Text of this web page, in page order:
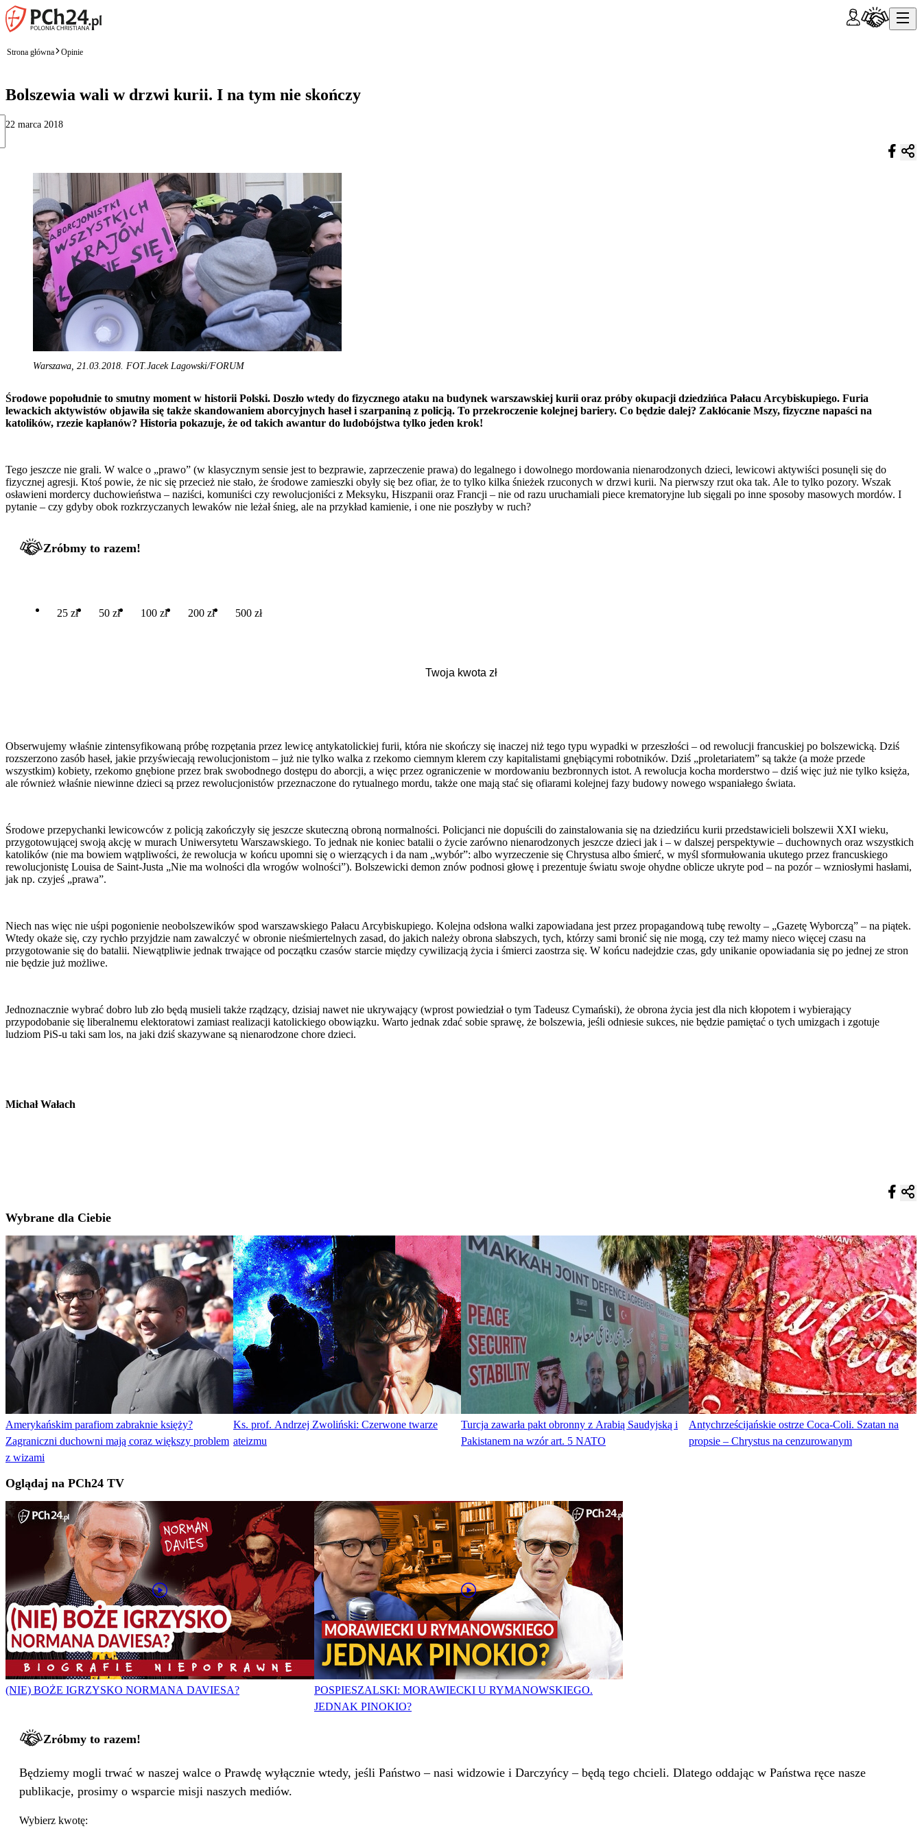
Strona główna Opinie
Bolszewia wali w drzwi kurii. I na tym nie skończy
22 marca 2018
Warszawa, 21.03.2018. FOT.Jacek Lagowski/FORUM
Środowe popołudnie to smutny moment w historii Polski. Doszło wtedy do fizycznego ataku na budynek warszawskiej kurii oraz próby okupacji dziedzińca Pałacu Arcybiskupiego. Furia
lewackich aktywistów objawiła się także skandowaniem aborcyjnych haseł i szarpaniną z policją. To przekroczenie kolejnej bariery. Co będzie dalej? Zakłócanie Mszy, fizyczne napaści na
katolików, rzezie kapłanów? Historia pokazuje, że od takich awantur do ludobójstwa tylko jeden krok!
Tego jeszcze nie grali. W walce o „prawo” (w klasycznym sensie jest to bezprawie, zaprzeczenie prawa) do legalnego i dowolnego mordowania nienarodzonych dzieci, lewicowi aktywiści posunęli się do
fizycznej agresji. Ktoś powie, że nic się przecież nie stało, że środowe zamieszki obyły się bez ofiar, że to tylko kilka śnieżek rzuconych w drzwi kurii. Na pierwszy rzut oka tak. Ale to tylko pozory. Wszak
osławieni mordercy duchowieństwa – naziści, komuniści czy rewolucjoniści z Meksyku, Hiszpanii oraz Francji – nie od razu uruchamiali piece krematoryjne lub sięgali po inne sposoby masowych mordów. I
pytanie – czy gdyby obok rozkrzyczanych lewaków nie leżał śnieg, ale na przykład kamienie, i one nie poszłyby w ruch?
Zróbmy to razem!
25 zł 50 zł 100 zł 200 zł 500 zł
Obserwujemy właśnie zintensyfikowaną próbę rozpętania przez lewicę antykatolickiej furii, która nie skończy się inaczej niż tego typu wypadki w przeszłości – od rewolucji francuskiej po bolszewicką. Dziś
rozszerzono zasób haseł, jakie przyświecają rewolucjonistom – już nie tylko walka z rzekomo ciemnym klerem czy kapitalistami gnębiącymi robotników. Dziś „proletariatem” są także (a może przede
wszystkim) kobiety, rzekomo gnębione przez brak swobodnego dostępu do aborcji, a więc przez ograniczenie w mordowaniu bezbronnych istot. A rewolucja kocha morderstwo – dziś więc już nie tylko księża,
ale również właśnie niewinne dzieci są przez rewolucjonistów przeznaczone do rytualnego mordu, także one mają stać się ofiarami kolejnej fazy budowy nowego wspaniałego świata.
Środowe przepychanki lewicowców z policją zakończyły się jeszcze skuteczną obroną normalności. Policjanci nie dopuścili do zainstalowania się na dziedzińcu kurii przedstawicieli bolszewii XXI wieku,
przygotowującej swoją akcję w murach Uniwersytetu Warszawskiego. To jednak nie koniec batalii o życie zarówno nienarodzonych jeszcze dzieci jak i – w dalszej perspektywie – duchownych oraz wszystkich
katolików (nie ma bowiem wątpliwości, że rewolucja w końcu upomni się o wierzących i da nam „wybór”: albo wyrzeczenie się Chrystusa albo śmierć, w myśl sformułowania ukutego przez francuskiego
rewolucjonistę Louisa de Saint-Justa „Nie ma wolności dla wrogów wolności”). Bolszewicki demon znów podnosi głowę i prezentuje światu swoje ohydne oblicze ukryte pod – na pozór – wzniosłymi hasłami,
jak np. czyjeś „prawa”.
Niech nas więc nie uśpi pogonienie neobolszewików spod warszawskiego Pałacu Arcybiskupiego. Kolejna odsłona walki zapowiadana jest przez propagandową tubę rewolty – „Gazetę Wyborczą” – na piątek.
Wtedy okaże się, czy rychło przyjdzie nam zawalczyć w obronie nieśmiertelnych zasad, do jakich należy obrona słabszych, tych, którzy sami bronić się nie mogą, czy też mamy nieco więcej czasu na
przygotowanie się do batalii. Niewątpliwie jednak trwające od początku czasów starcie między cywilizacją życia i śmierci zaostrza się. W końcu nadejdzie czas, gdy unikanie opowiadania się po jednej ze stron
nie będzie już możliwe.
Jednoznacznie wybrać dobro lub zło będą musieli także rządzący, dzisiaj nawet nie ukrywający (wprost powiedział o tym Tadeusz Cymański), że obrona życia jest dla nich kłopotem i wybierający
przypodobanie się liberalnemu elektoratowi zamiast realizacji katolickiego obowiązku. Warto jednak zdać sobie sprawę, że bolszewia, jeśli odniesie sukces, nie będzie pamiętać o tych umizgach i zgotuje
ludziom PiS-u taki sam los, na jaki dziś skazywane są nienarodzone chore dzieci.
Michał Wałach
Wybrane dla Ciebie
Amerykańskim parafiom zabraknie księży?
Zagraniczni duchowni mają coraz większy problem
z wizami
Ks. prof. Andrzej Zwoliński: Czerwone twarze
ateizmu
Turcja zawarła pakt obronny z Arabią Saudyjską i
Pakistanem na wzór art. 5 NATO
Antychrześcijańskie ostrze Coca-Coli. Szatan na
propsie – Chrystus na cenzurowanym
Oglądaj na PCh24 TV
(NIE) BOŻE IGRZYSKO NORMANA DAVIESA?
POSPIESZALSKI: MORAWIECKI U RYMANOWSKIEGO.
JEDNAK PINOKIO?
Zróbmy to razem!
Będziemy mogli trwać w naszej walce o Prawdę wyłącznie wtedy, jeśli Państwo – nasi widzowie i Darczyńcy – będą tego chcieli. Dlatego oddając w Państwa ręce nasze
publikacje, prosimy o wsparcie misji naszych mediów.
Wybierz kwotę: